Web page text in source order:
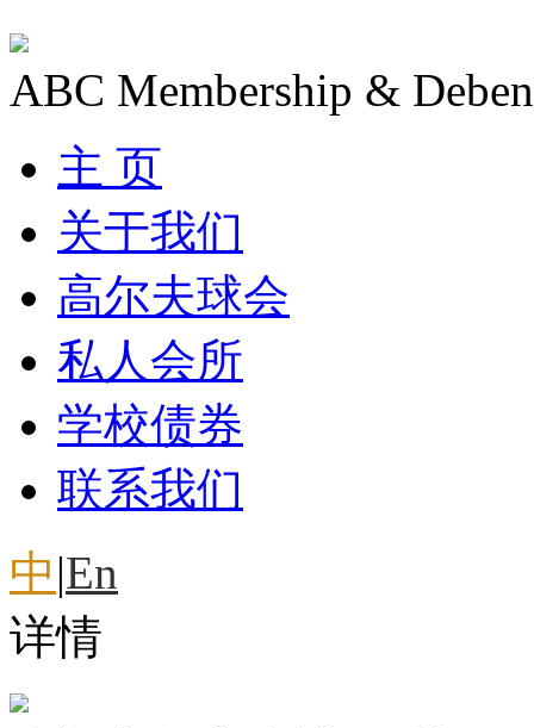
ABC Membership &
主 页
关于我们
高尔夫球会
私人会所
学校债券
联系我们
中|En
详情